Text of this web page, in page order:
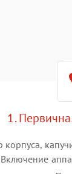
1.
корпуса,